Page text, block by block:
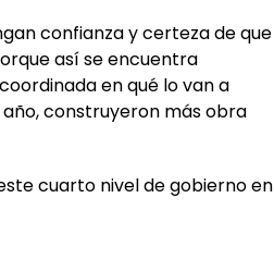
confianza y certeza de que
así se encuentra
en qué lo van a
año, construyeron más obra
cuarto nivel de gobierno en